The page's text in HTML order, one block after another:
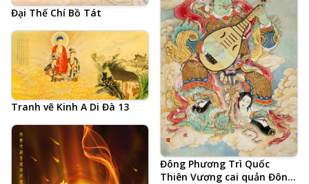
Đại Thế Chí Bồ Tát
Đông Phương Trì Quốc
Thiên Vương cai quản Đông
Tranh vẽ Kinh A Di Đà 13